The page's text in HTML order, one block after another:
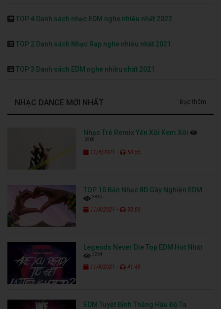
TOP 4 Danh sách nhạc EDM nghe nhiều nhất 2022
TOP 2 Danh sách Nhạc Rap nghe nhiều nhất 2021
TOP 3 Danh sách EDM nghe nhiều nhất 2021
NHẠC DANCE MỚI NHẤT Đọc thêm
Nhạc Trẻ Remix Yến Xôi Kem Xôi
3568
11/4/2021 - 50:55
TOP 10 Bản Nhạc 8D Gây Nghiện EDM
3815
11/4/2021 - 33:03
Legends Never Die Top EDM Hot Nhất
3264
11/4/2021 - 41:49
EDM Tuyệt Đỉnh Thằng Hầu Độ Ta